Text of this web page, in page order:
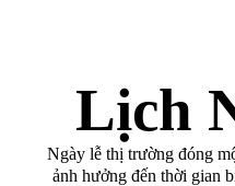
Lịch
Ngày lễ thị trường đóng
ảnh hưởng đến thời gian